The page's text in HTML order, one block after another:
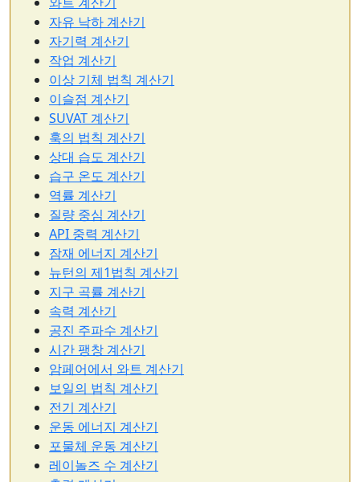
자유 낙하 계산기
자기력 계산기
작업 계산기
이상 기체 법칙 계산기
이슬점 계산기
SUVAT 계산기
훅의 법칙 계산기
상대 습도 계산기
습구 온도 계산기
역률 계산기
질량 중심 계산기
API 중력 계산기
잠재 에너지 계산기
뉴턴의 제1법칙 계산기
지구 곡률 계산기
속력 계산기
공진 주파수 계산기
시간 팽창 계산기
암페어에서 와트 계산기
보일의 법칙 계산기
전기 계산기
운동 에너지 계산기
포물체 운동 계산기
레이놀즈 수 계산기